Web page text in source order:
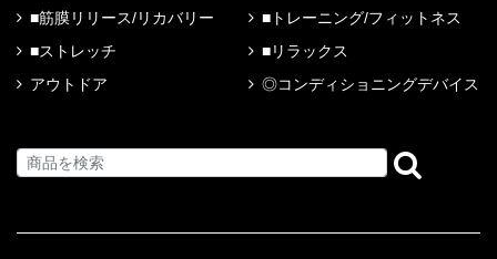
■筋膜リリース/リカバリー
■トレーニング/フィットネス
■ストレッチ
■リラックス
アウトドア
◎コンディショニングデバイス